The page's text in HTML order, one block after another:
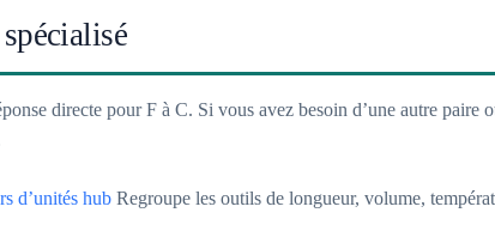
directe pour F à C. Si vous avez besoin d’une autre paire
d’unités hub Regroupe les outils de longueur, volume,